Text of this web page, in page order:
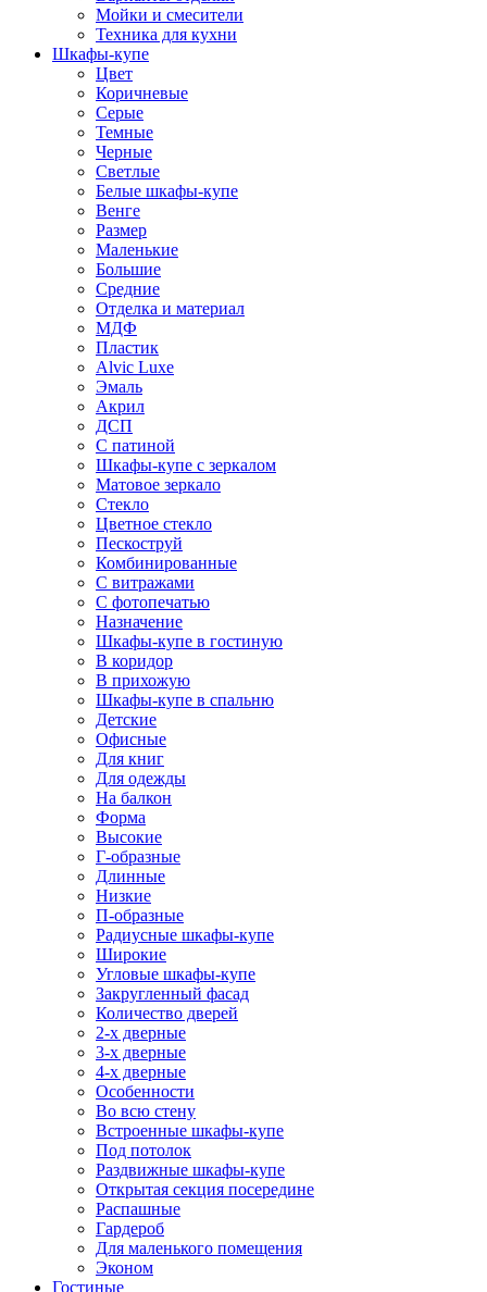
Мойки и смесители
Техника для кухни
Шкафы-купе
Цвет
Коричневые
Серые
Темные
Черные
Светлые
Белые шкафы-купе
Венге
Размер
Маленькие
Большие
Средние
Отделка и материал
МДФ
Пластик
Alvic Luxe
Эмаль
Акрил
ДСП
С патиной
Шкафы-купе с зеркалом
Матовое зеркало
Стекло
Цветное стекло
Пескоструй
Комбинированные
С витражами
С фотопечатью
Назначение
Шкафы-купе в гостиную
В коридор
В прихожую
Шкафы-купе в спальню
Детские
Офисные
Для книг
Для одежды
На балкон
Форма
Высокие
Г-образные
Длинные
Низкие
П-образные
Радиусные шкафы-купе
Широкие
Угловые шкафы-купе
Закругленный фасад
Количество дверей
2-х дверные
3-х дверные
4-х дверные
Особенности
Во всю стену
Встроенные шкафы-купе
Под потолок
Раздвижные шкафы-купе
Открытая секция посередине
Распашные
Гардероб
Для маленького помещения
Эконом
Гостиные